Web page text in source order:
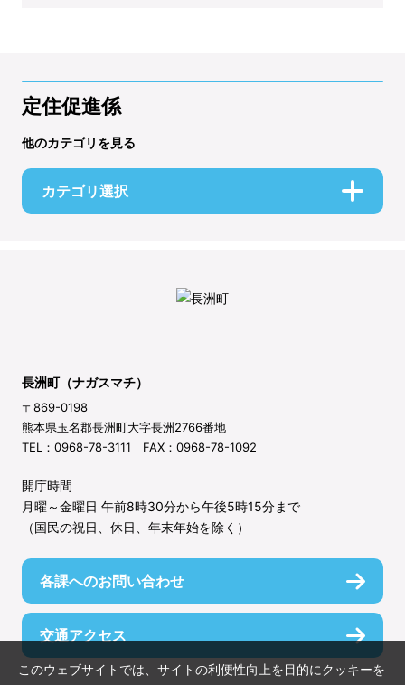
定住促進係
他のカテゴリを見る
カテゴリ選択
長洲町（ナガスマチ）
〒869-0198
熊本県玉名郡長洲町大字長洲2766番地
TEL：0968-78-3111 FAX：0968-78-1092
開庁時間
月曜～金曜日 午前8時30分から午後5時15分まで
（国民の祝日、休日、年末年始を除く）
各課へのお問い合わせ
交通アクセス
このウェブサイトでは、サイトの利便性向上を目的にクッキーを